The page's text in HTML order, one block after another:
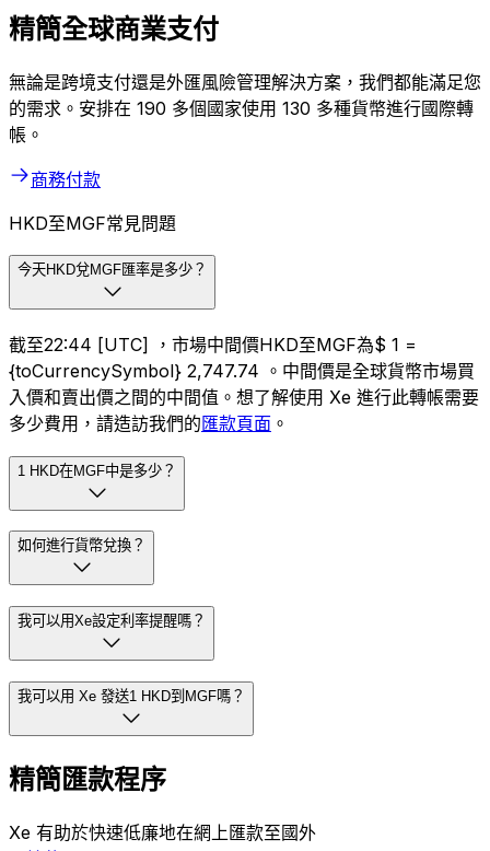
精簡全球商業支付
無論是跨境支付還是外匯風險管理解決方案，我們都能滿足您
的需求。安排在 190 多個國家使用 130 多種貨幣進行國際轉
帳。
商務付款
HKD至MGF常見問題
今天HKD兌MGF匯率是多少？
截至22:44 [UTC] ，市場中間價HKD至MGF為$ 1 =
{toCurrencySymbol} 2,747.74 。中間價是全球貨幣市場買
入價和賣出價之間的中間值。想了解使用 Xe 進行此轉帳需要
多少費用，請造訪我們的匯款頁面 。
1 HKD在MGF中是多少？
如何進行貨幣兌換？
我可以用Xe設定利率提醒嗎？
我可以用 Xe 發送1 HKD到MGF嗎？
精簡匯款程序
Xe 有助於快速低廉地在網上匯款至國外